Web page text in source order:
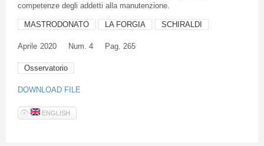
competenze degli addetti alla manutenzione.
MASTRODONATO LA FORGIA SCHIRALDI
Aprile 2020 Num. 4 Pag. 265
Osservatorio
DOWNLOAD FILE
ENGLISH